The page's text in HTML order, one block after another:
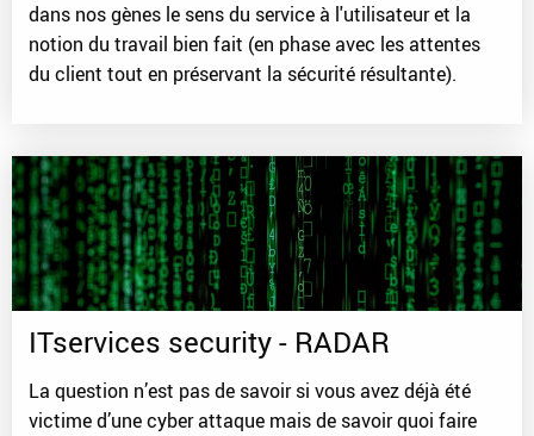
dans nos gènes le sens du service à l'utilisateur et la
notion du travail bien fait (en phase avec les attentes
du client tout en préservant la sécurité résultante).
ITservices security - RADAR
La question n’est pas de savoir si vous avez déjà été
victime d’une cyber attaque mais de savoir quoi faire